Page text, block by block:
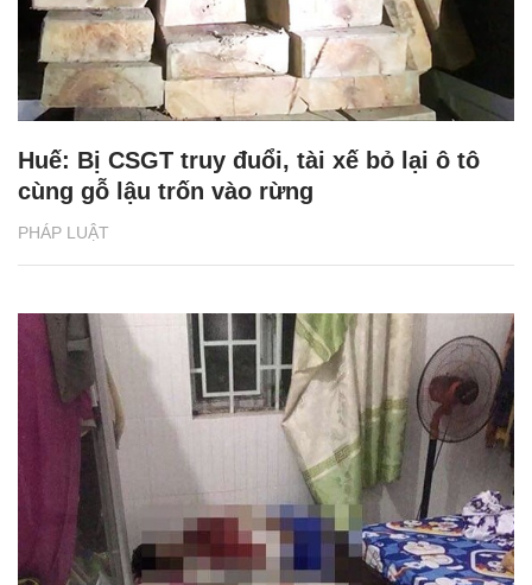
PHÁP LUẬT
Huế: Bị CSGT truy đuổi, tài xế bỏ lại ô tô
cùng gỗ lậu trốn vào rừng